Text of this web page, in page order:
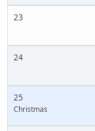
23
24
25
Christmas